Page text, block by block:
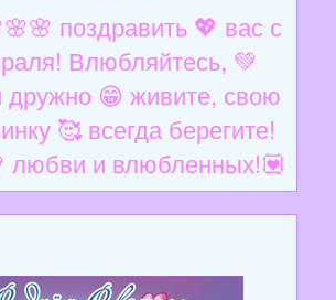
поздравить 💖 вас с
Влюбляйтесь, 💚
😁 живите, свою
🥰 всегда берегите!
любви и влюбленных!💟